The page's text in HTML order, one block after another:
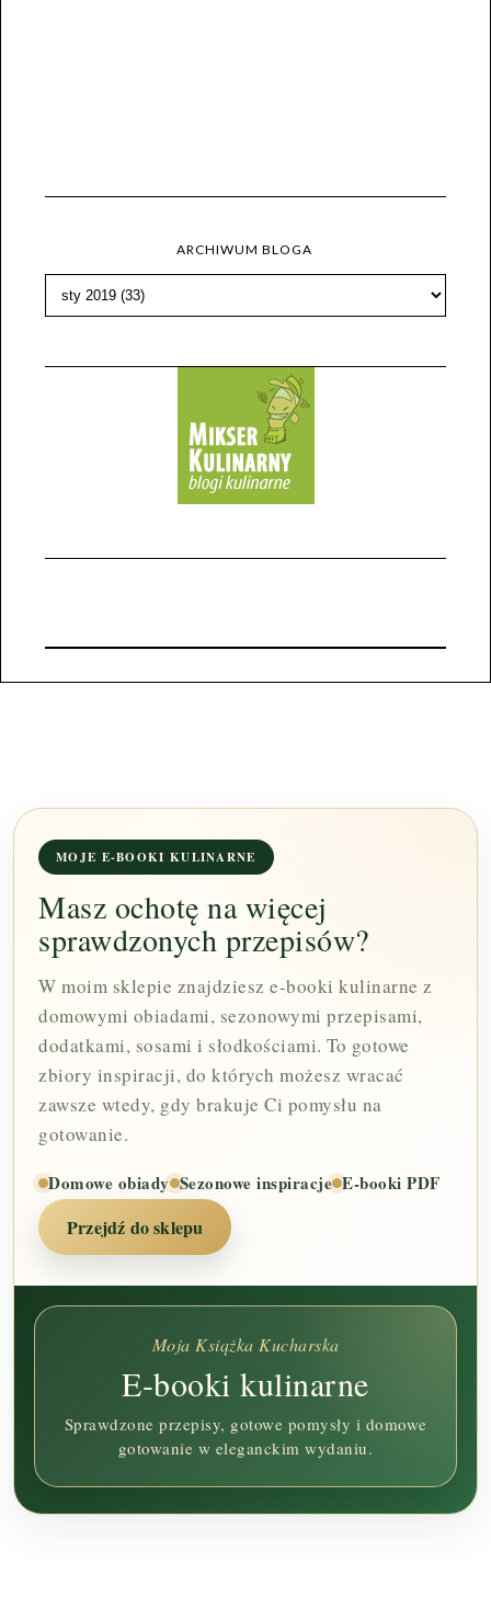
ARCHIWUM BLOGA
MOJE E-BOOKI KULINARNE
Masz ochotę na więcej
sprawdzonych przepisów?
W moim sklepie znajdziesz e-booki kulinarne z
domowymi obiadami, sezonowymi przepisami,
dodatkami, sosami i słodkościami. To gotowe
zbiory inspiracji, do których możesz wracać
zawsze wtedy, gdy brakuje Ci pomysłu na
gotowanie.
Domowe obiady Sezonowe inspiracje E-booki PDF
Przejdź do sklepu
Moja Książka Kucharska
E-booki kulinarne
Sprawdzone przepisy, gotowe pomysły i domowe
gotowanie w eleganckim wydaniu.